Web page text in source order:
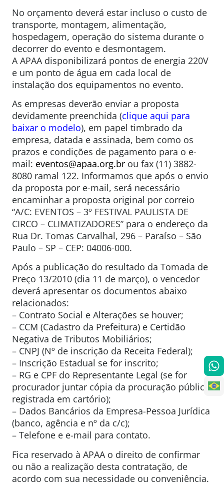
No orçamento deverá estar incluso o custo de
transporte, montagem, alimentação,
hospedagem, operação do sistema durante o
decorrer do evento e desmontagem.
A APAA disponibilizará pontos de energia 220V
e um ponto de água em cada local de
instalação dos equipamentos no evento.
As empresas deverão enviar a proposta
devidamente preenchida (clique aqui para
baixar o modelo), em papel timbrado da
empresa, datada e assinada, bem como os
prazos e condições de pagamento para o e-
mail: eventos@apaa.org.br ou fax (11) 3882-
8080 ramal 122. Informamos que após o envio
da proposta por e-mail, será necessário
encaminhar a proposta original por correio
“A/C: EVENTOS – 3º FESTIVAL PAULISTA DE
CIRCO – CLIMATIZADORES” para o endereço da
Rua Dr. Tomas Carvalhal, 296 – Paraíso – São
Paulo – SP – CEP: 04006-000.
Após a publicação do resultado da Tomada de
Preço 13/2010 (dia 11 de março), o vencedor
deverá apresentar os documentos abaixo
relacionados:
– Contrato Social e Alterações se houver;
– CCM (Cadastro da Prefeitura) e Certidão
Negativa de Tributos Mobiliários;
– CNPJ (Nº de inscrição da Receita Federal);
– Inscrição Estadual se for inscrito;
– RG e CPF do Representante Legal (se for
procurador juntar cópia da procuração pública
registrada em cartório);
– Dados Bancários da Empresa-Pessoa Jurídica
(banco, agência e nº da c/c);
– Telefone e e-mail para contato.
Fica reservado à APAA o direito de confirmar
ou não a realização desta contratação, de
acordo com sua necessidade ou conveniência.